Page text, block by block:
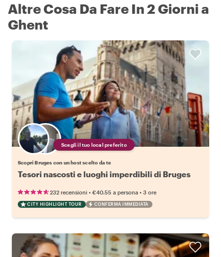
Altre Cosa Da Fare In 2 Giorni a
Ghent
Scegli il tuo local preferito
Scopri Bruges con un host scelto da te
Tesori nascosti e luoghi imperdibili di Bruges
232 recensioni • €40.55 a persona • 3 ore
CITY HIGHLIGHT TOUR CONFERMA IMMEDIATA